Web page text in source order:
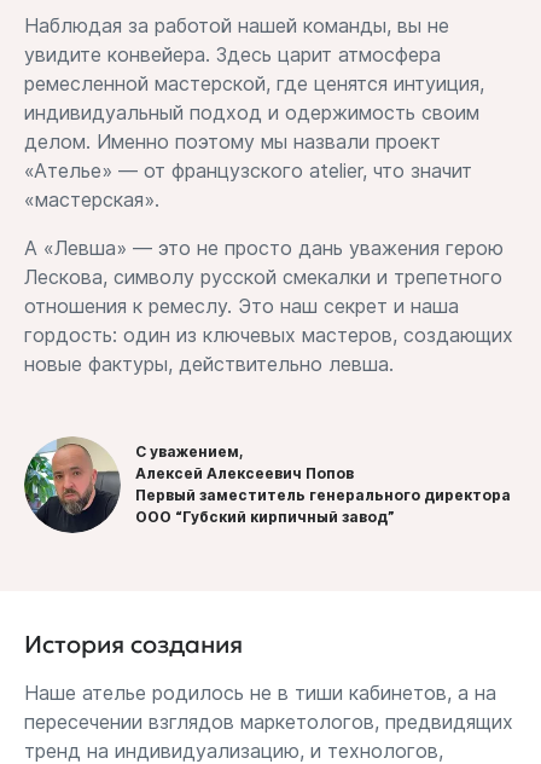
Наблюдая за работой нашей команды, вы не
увидите конвейера. Здесь царит атмосфера
ремесленной мастерской, где ценятся интуиция,
индивидуальный подход и одержимость своим
делом. Именно поэтому мы назвали проект
«Ателье» — от французского atelier, что значит
«мастерская».
А «Левша» — это не просто дань уважения герою
Лескова, символу русской смекалки и трепетного
отношения к ремеслу. Это наш секрет и наша
гордость: один из ключевых мастеров, создающих
новые фактуры, действительно левша.
С уважением,
Алексей Алексеевич Попов
Первый заместитель генерального директора
ООО “Губский кирпичный завод”
История создания
Наше ателье родилось не в тиши кабинетов, а на
пересечении взглядов маркетологов, предвидящих
тренд на индивидуализацию, и технологов,